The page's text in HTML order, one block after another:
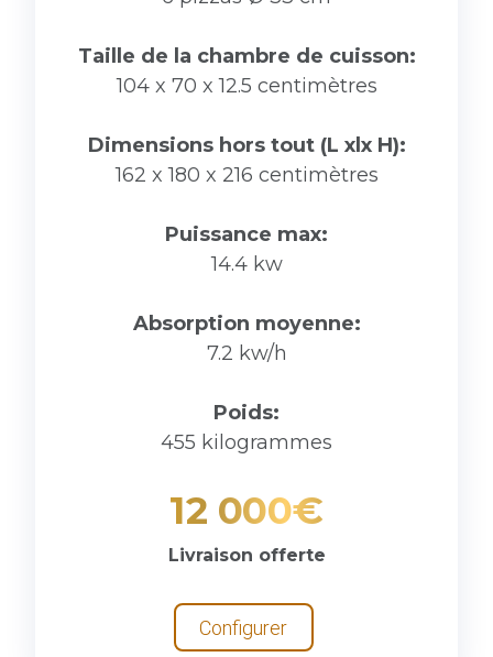
Taille de la chambre de cuisson:
104 x 70 x 12.5 centimètres
Dimensions hors tout (L xlx H):
162 x 180 x 216 centimètres
Puissance max:
14.4 kw
Absorption moyenne:
7.2 kw/h
Poids:
455 kilogrammes
12 000€
Livraison offerte
Configurer